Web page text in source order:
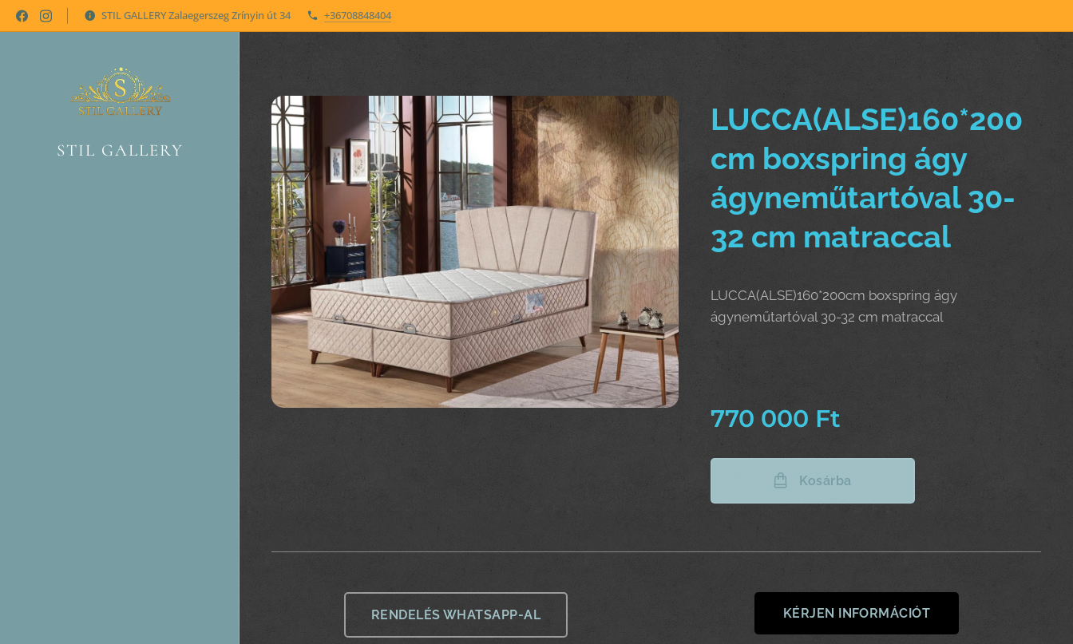
STIL GALLERY Zalaegerszeg Zrínyin út 34 +36708848404
STIL GALLERY
LUCCA(ALSE)160*200
cm boxspring ágy
ágyneműtartóval 30-
32 cm matraccal
LUCCA(ALSE)160*200cm boxspring ágy
ágyneműtartóval 30-32 cm matraccal
770 000 Ft
Kosárba
RENDELÉS WHATSAPP-AL KÉRJEN INFORMÁCIÓT